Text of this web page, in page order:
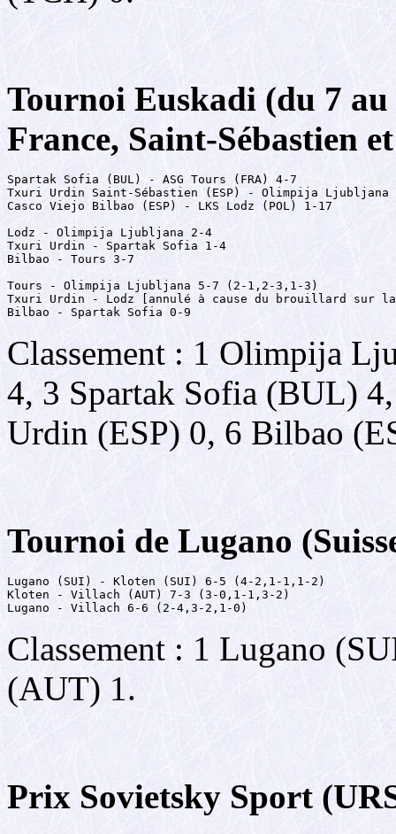
Tournoi Euskadi (du 7 au
France, Saint-Sébastien
Spartak Sofia (BUL) - ASG Tours (FRA) 4-7
Txuri Urdin Saint-Sébastien (ESP) - Olimpija Ljubljana
Casco Viejo Bilbao (ESP) - LKS Lodz (POL) 1-17
Lodz - Olimpija Ljubljana 2-4
Txuri Urdin - Spartak Sofia 1-4
Bilbao - Tours 3-7
Tours - Olimpija Ljubljana 5-7 (2-1,2-3,1-3)
Txuri Urdin - Lodz [annulé à cause du brouillard sur
Bilbao - Spartak Sofia 0-9
Classement : 1 Olimpija
4, 3 Spartak Sofia (BUL)
Urdin (ESP) 0, 6 Bilbao
Tournoi de Lugano
Lugano (SUI) - Kloten (SUI) 6-5 (4-2,1-1,1-2)
Kloten - Villach (AUT) 7-3 (3-0,1-1,3-2)
Lugano - Villach 6-6 (2-4,3-2,1-0)
Classement : 1 Lugano
(AUT) 1.
Prix Sovietsky Sport